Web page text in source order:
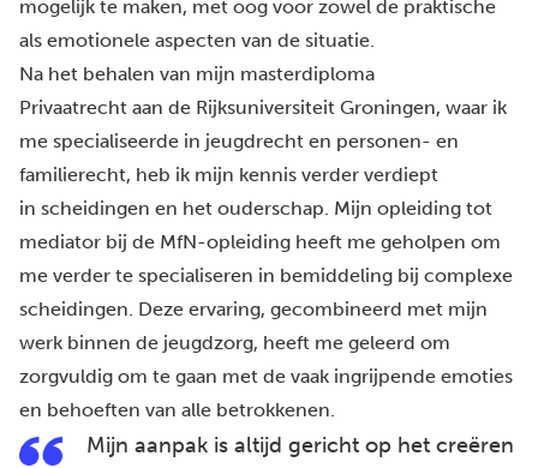
mogelijk te maken, met oog voor zowel de praktische
als emotionele aspecten van de situatie.
Na het behalen van mijn masterdiploma
Privaatrecht aan de Rijksuniversiteit Groningen, waar ik
me specialiseerde in jeugdrecht en personen- en
familierecht, heb ik mijn kennis verder verdiept
in scheidingen en het ouderschap. Mijn opleiding tot
mediator bij de MfN-opleiding heeft me geholpen om
me verder te specialiseren in bemiddeling bij complexe
scheidingen. Deze ervaring, gecombineerd met mijn
werk binnen de jeugdzorg, heeft me geleerd om
zorgvuldig om te gaan met de vaak ingrijpende emoties
en behoeften van alle betrokkenen.
Mijn aanpak is altijd gericht op het creëren